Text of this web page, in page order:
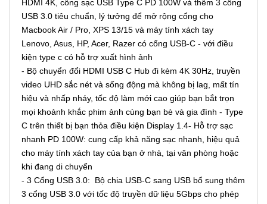
HDMI 4K, cổng sạc USB Type C PD 100W và thêm 3 cổng
USB 3.0 tiêu chuẩn, lý tưởng để mở rộng cổng cho
Macbook Air / Pro, XPS 13/15 và máy tính xách tay
Lenovo, Asus, HP, Acer, Razer có cổng USB-C - với điều
kiện type c có hỗ trợ xuất hình ảnh
- Bộ chuyển đổi HDMI USB C Hub đi kèm 4K 30Hz, truyền
video UHD sắc nét và sống động mà không bị lag, mất tín
hiệu và nhấp nháy, tốc độ làm mới cao giúp bạn bắt trọn
mọi khoảnh khắc phim ảnh cùng bạn bè và gia đình - Type
C trên thiết bị bạn thỏa điều kiện Display 1.4- Hỗ trợ sạc
nhanh PD 100W: cung cấp khả năng sạc nhanh, hiệu quả
cho máy tính xách tay của bạn ở nhà, tại văn phòng hoặc
khi đang di chuyển
- 3 Cổng USB 3.0: Bộ chia USB-C sang USB bổ sung thêm
3 cổng USB 3.0 với tốc độ truyền dữ liệu 5Gbps cho phép